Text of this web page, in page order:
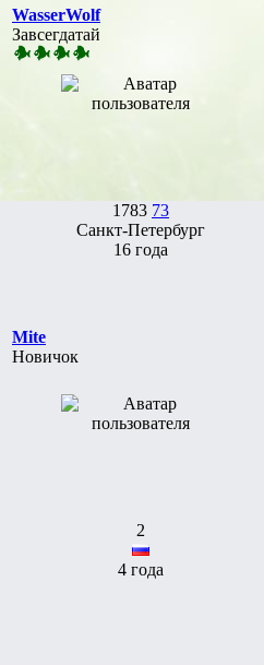
WasserWolf
Завсегдатай
1783 73
Санкт-Петербург
16 года
Mite
Новичок
2
4 года